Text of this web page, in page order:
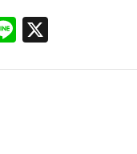
Li
n
e